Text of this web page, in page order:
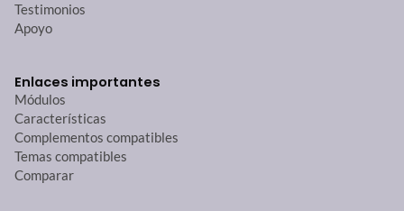
Testimonios
Apoyo
Enlaces importantes
Módulos
Características
Complementos compatibles
Temas compatibles
Comparar